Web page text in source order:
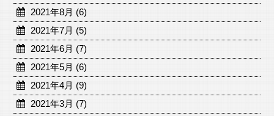
2021年8月 (6)
2021年7月 (5)
2021年6月 (7)
2021年5月 (6)
2021年4月 (9)
2021年3月 (7)